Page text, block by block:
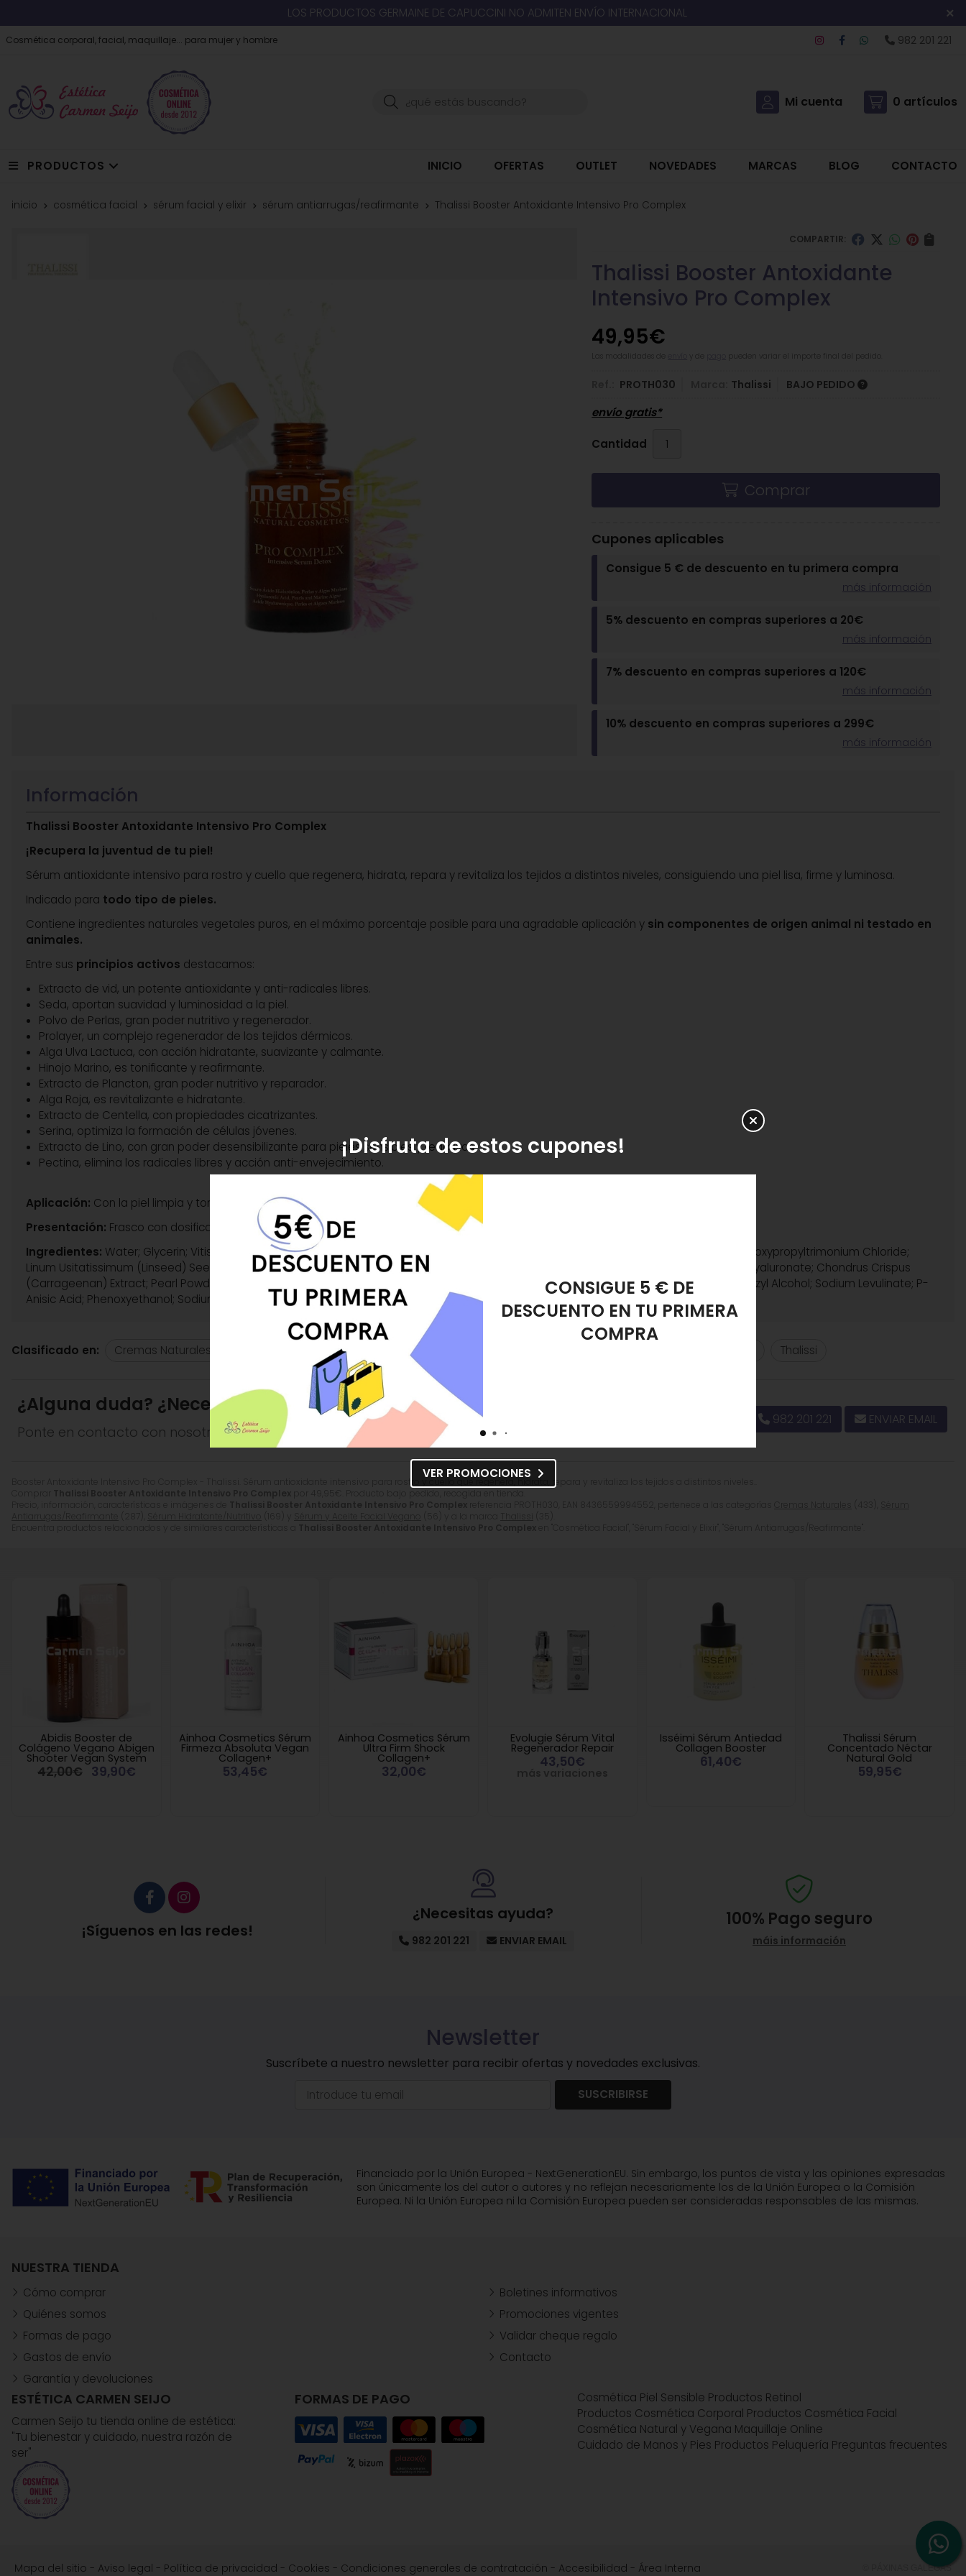
LOS PRODUCTOS GERMAINE DE CAPUCCINI NO ADMITEN ENVÍO INTERNACIONAL
Cosmética corporal, facial, maquillaje... para mujer y hombre 982 201 221
Buscar Mi cuenta 0 artículos
PRODUCTOS INICIO OFERTAS OUTLET NOVEDADES MARCAS BLOG CONTACTO
inicio cosmética facial sérum facial y elixir sérum antiarrugas/reafirmante Thalissi Booster Antoxidante Intensivo Pro Complex
COMPARTIR:
Thalissi Booster Antoxidante
Intensivo Pro Complex
49,95€
pueden variar el importe final del pedido.
PROTH030 Thalissi BAJO PEDIDO
envío gratis*
Cantidad
Comprar
Cupones aplicables
Consigue 5 € de descuento en tu primera compra
más información
5% descuento en compras superiores a 20€
más información
7% descuento en compras superiores a 120€
más información
10% descuento en compras superiores a 299€
más información
Booster Antoxidante Intensivo Pro Complex - Thalissi. Sérum antioxidante intensivo para rostro y cuello que regenera, hidrata, repara y revitaliza los tejidos a distintos niveles..
Información
Thalissi Booster Antoxidante Intensivo Pro Complex
¡Recupera la juventud de tu piel!
Sérum antioxidante intensivo para rostro y cuello que regenera, hidrata, repara y revitaliza los tejidos a distintos niveles, consiguiendo una piel lisa, firme y luminosa.
Indicado para todo tipo de pieles.
Contiene ingredientes naturales vegetales puros, en el máximo porcentaje posible para una agradable aplicación y sin componentes de origen animal ni testado en
animales.
Entre sus principios activos destacamos:
Extracto de vid, un potente antioxidante y anti-radicales libres.
Seda, aportan suavidad y luminosidad a la piel.
Polvo de Perlas, gran poder nutritivo y regenerador.
Prolayer, un complejo regenerador de los tejidos dérmicos.
Alga Ulva Lactuca, con acción hidratante, suavizante y calmante.
Hinojo Marino, es tonificante y reafirmante.
Extracto de Plancton, gran poder nutritivo y reparador.
Alga Roja, es revitalizante e hidratante.
Extracto de Centella, con propiedades cicatrizantes.
Serina, optimiza la formación de células jóvenes.
Extracto de Lino, con gran poder desensibilizante para pieles sensibles y reactivas.
Pectina, elimina los radicales libres y acción anti-envejecimiento.
Aplicación: Con la piel limpia y tonificada aplicar unas gotas, por la mañana y por la noche antes de la crema de tratamiento habitual.
Presentación: Frasco con dosificador de 30 ml.
Ingredientes: Water; Glycerin; Vitis Vinifera (Grape) Leaf Extract; Centella Asiatica Extract; Xanthan Gum; Serine; Hydrolyzed Silk; Guar Hydroxypropyltrimonium Chloride;
Linum Usitatissimum (Linseed) Seed Extract; Butylene Glycol; Ulva Lactuca Extract; Crithmum Maritimum Extract; Plankton Extract; Sodium Hyaluronate; Chondrus Crispus
(Carrageenan) Extract; Pearl Powder; Sodium Gluconate; Pectin; Mica; Titanium Dioxide; Dehydroacetic Acid; Benzoic Acid; Sorbic Acid; Benzyl Alcohol; Sodium Levulinate; P-
Anisic Acid; Phenoxyethanol; Sodium Hydroxide; Sodium Chloride.
Clasificado en: Cremas Naturales Sérum Antiarrugas/Reafirmante Thalissi
¿Alguna duda? ¿Necesitas asesoramiento?
Ponte en contacto con nosotros y resolveremos tus dudas.
982 201 221 ENVIAR EMAIL
Abidis Booster de
Colágeno Vegano Abigen
Shooter Vegan System
42,00€ 39,90€
Ainhoa Cosmetics Sérum
Firmeza Absoluta Vegan
Collagen+
53,45€
Ainhoa Cosmetics Sérum
Ultra Firm Shock
Collagen+
32,00€
Evolugie Sérum Vital
Regenerador Repair
43,50€
Isséimi Sérum Antiedad
Collagen Booster
61,40€
Thalissi Sérum
Concentado Néctar
Natural Gold
59,95€
¡Síguenos en las redes!
¿Necesitas ayuda?
982 201 221 ENVIAR EMAIL
100% Pago seguro
máis información
Newsletter
Suscríbete a nuestro newsletter para recibir ofertas y novedades exclusivas.
SUSCRIBIRSE
Financiado por la Unión Europea - NextGenerationEU. Sin embargo, los puntos de vista y las opiniones expresadas
son únicamente los del autor o autores y no reflejan necesariamente los de la Unión Europea o la Comisión
Europea. Ni la Unión Europea ni la Comisión Europea pueden ser consideradas responsables de las mismas.
ESTÉTICA CARMEN SEIJO
Carmen Seijo tu tienda online de estética:
"Tu bienestar y cuidado, nuestra razón de
ser"
FORMAS DE PAGO
NUESTRA TIENDA
Cómo comprar
Quiénes somos
Formas de pago
Gastos de envío
Garantía y devoluciones
Boletines informativos
Promociones vigentes
Validar cheque regalo
Contacto
Cosmética Piel Sensible Productos Retinol
Productos Cosmética Corporal Productos Cosmética Facial
Cosmética Natural y Vegana Maquillaje Online
Cuidado de Manos y Pies Productos Peluquería Preguntas frecuentes
Mapa del sitio - Aviso legal - Política de privacidad - Cookies - Condiciones generales de contratación - Accesibilidad - Área Interna © PÁXINAS GALEGAS
¡Disfruta de estos cupones!
5 € DE
EN TU PRIMERA
REGALO ESPONJA
DESMAQUILLANTE
VER PROMOCIONES